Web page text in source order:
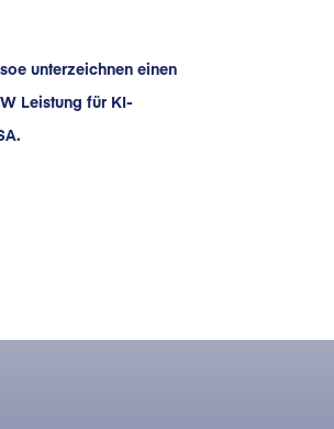
unterzeichnen einen
Leistung für KI-